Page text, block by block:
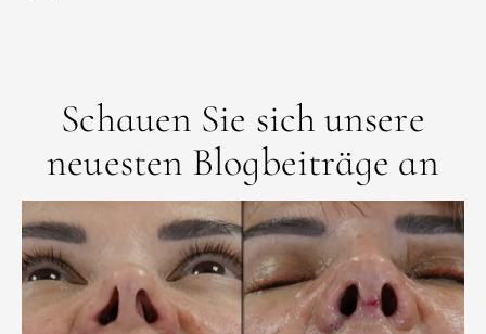
Schauen Sie sich unsere
neuesten Blogbeiträge an